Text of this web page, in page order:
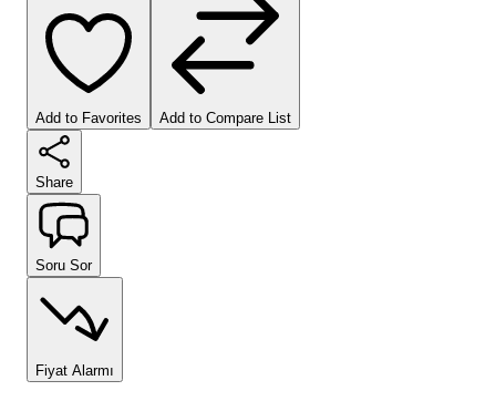
Add to Favorites Add to Compare List
Share
Soru Sor
Fiyat Alarmı